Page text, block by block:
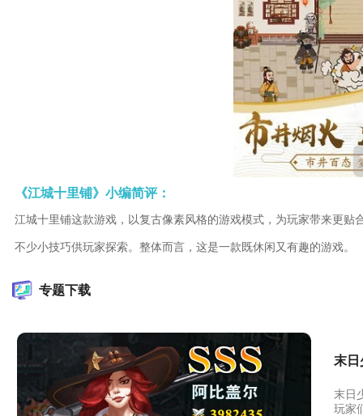
《江城十里铺》小编简评：
江城十里铺这款游戏，以复古像素风格的游戏模式，为玩家带来更
不少小技巧供玩家探索。整体而言，这是一款既休闲又有趣的游戏。
专题下载
末日
末日
玩家